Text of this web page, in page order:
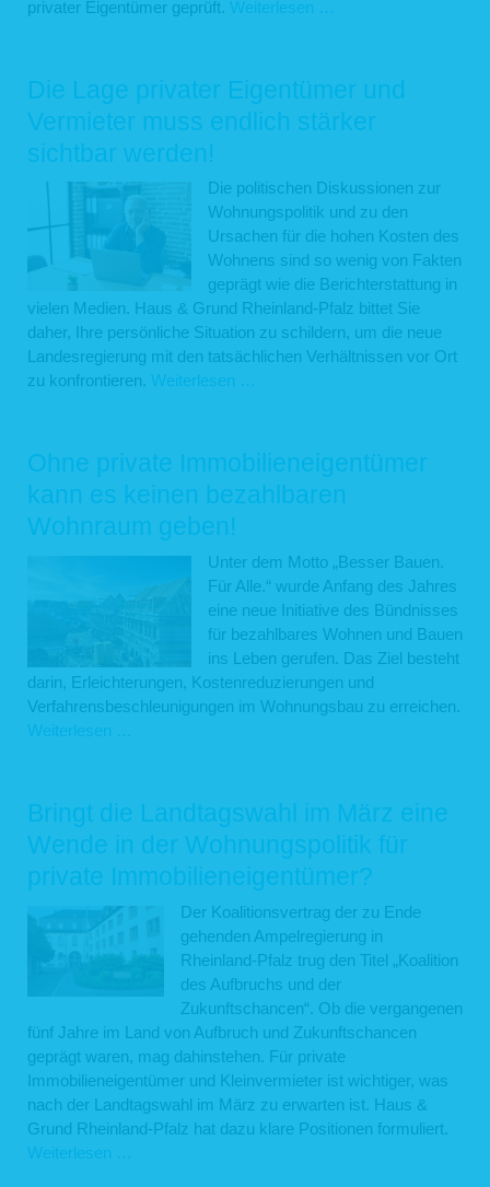
privater Eigentümer geprüft. Weiterlesen …
Wurf
für
und
Vermieter
Die Lage privater Eigentümer und
Vermieter muss endlich stärker
sichtbar werden!
Die politischen Diskussionen zur
Wohnungspolitik und zu den
Ursachen für die hohen Kosten des
Wohnens sind so wenig von Fakten
geprägt wie die Berichterstattung in
vielen Medien. Haus & Grund Rheinland-Pfalz bittet Sie
daher, Ihre persönliche Situation zu schildern, um die neue
Landesregierung mit den tatsächlichen Verhältnissen vor Ort
zu konfrontieren. Weiterlesen …
Eigentümer
und
Vermieter
stärker
sichtbar
werden!
Ohne private Immobilieneigentümer
kann es keinen bezahlbaren
Wohnraum geben!
Unter dem Motto „Besser Bauen.
Für Alle.“ wurde Anfang des Jahres
eine neue Initiative des Bündnisses
für bezahlbares Wohnen und Bauen
ins Leben gerufen. Das Ziel besteht
darin, Erleichterungen, Kostenreduzierungen und
Verfahrensbeschleunigungen im Wohnungsbau zu erreichen.
Weiterlesen …
kann
es
keinen
bezahlbaren
Bringt die Landtagswahl im März eine
Wende in der Wohnungspolitik für
private Immobilieneigentümer?
Der Koalitionsvertrag der zu Ende
gehenden Ampelregierung in
Rheinland-Pfalz trug den Titel „Koalition
des Aufbruchs und der
Zukunftschancen“. Ob die vergangenen
fünf Jahre im Land von Aufbruch und Zukunftschancen
geprägt waren, mag dahinstehen. Für private
Immobilieneigentümer und Kleinvermieter ist wichtiger, was
nach der Landtagswahl im März zu erwarten ist. Haus &
Grund Rheinland-Pfalz hat dazu klare Positionen formuliert.
Weiterlesen …